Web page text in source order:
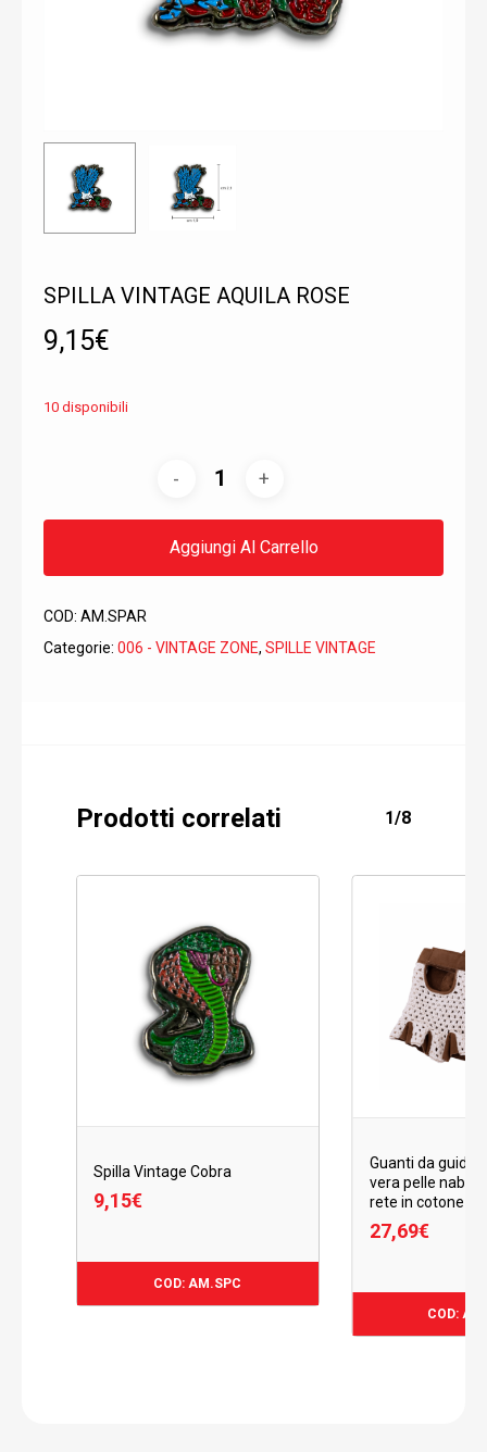
SPILLA VINTAGE AQUILA ROSE
9,15€
10 disponibili
Aggiungi Al Carrello
COD: AM.SPAR
Categorie: 006 - VINTAGE ZONE, SPILLE VINTAGE
Prodotti correlati 1/8
Spilla Vintage Cobra
9,15€
COD: AM.SPC
Guanti da guida
vera pelle nabuk
rete in cotone
27,69€
COD: